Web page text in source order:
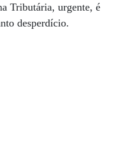
Tributária, urgente, é
desperdício.